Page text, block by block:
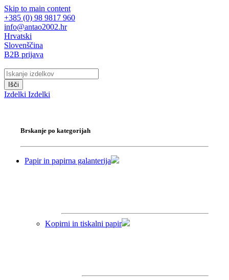
Skip to main content
+385 (0) 98 9817 960
info@antao2002.hr
Hrvatski
Slovenščina
B2B prijava
Išči
Izdelki Izdelki
Brskanje po kategorijah
Papir in papirna galanterija
Kopirni in tiskalni papir